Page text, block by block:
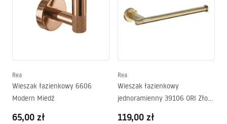
Rea
Wieszak łazienkowy 6606
Modern Miedź
65,00 zł
Rea
Wieszak łazienkowy
jednoramienny 39106 ORI Złoty
119,00 zł